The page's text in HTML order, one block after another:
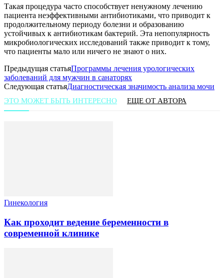
Такая процедура часто способствует ненужному лечению
пациента неэффективными антибиотиками, что приводит к
продолжительному периоду болезни и образованию
устойчивых к антибиотикам бактерий. Эта непопулярность
микробиологических исследований также приводит к тому,
что пациенты мало или ничего не знают о них.
Предыдущая статьяПрограммы лечения урологических
заболеваний для мужчин в санаторях
Следующая статьяДиагностическая значимость анализа мочи
ЭТО МОЖЕТ БЫТЬ ИНТЕРЕСНО ЕЩЕ ОТ АВТОРА
Гинекология
Как проходит ведение беременности в
современной клинике